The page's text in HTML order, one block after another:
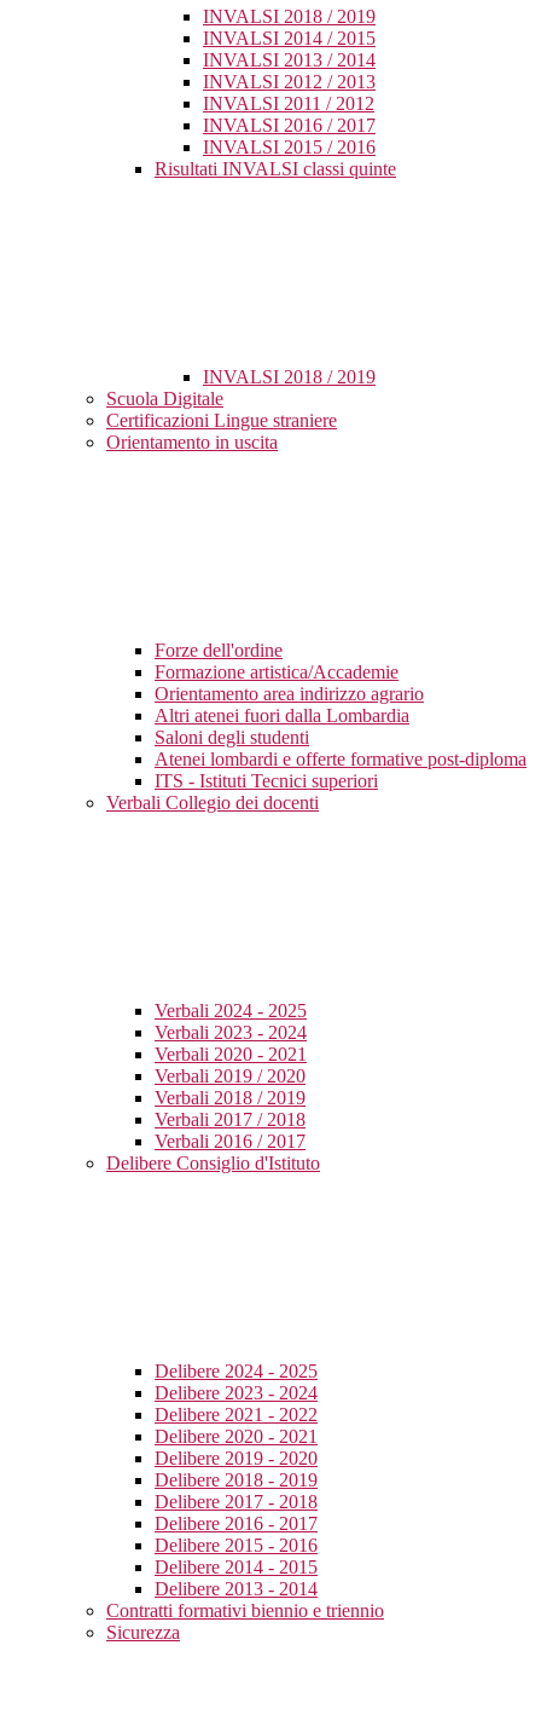
INVALSI 2018 / 2019
INVALSI 2014 / 2015
INVALSI 2013 / 2014
INVALSI 2012 / 2013
INVALSI 2011 / 2012
INVALSI 2016 / 2017
INVALSI 2015 / 2016
Risultati INVALSI classi quinte
INVALSI 2018 / 2019
Scuola Digitale
Certificazioni Lingue straniere
Orientamento in uscita
Forze dell'ordine
Formazione artistica/Accademie
Orientamento area indirizzo agrario
Altri atenei fuori dalla Lombardia
Saloni degli studenti
Atenei lombardi e offerte formative post-diploma
ITS - Istituti Tecnici superiori
Verbali Collegio dei docenti
Verbali 2024 - 2025
Verbali 2023 - 2024
Verbali 2020 - 2021
Verbali 2019 / 2020
Verbali 2018 / 2019
Verbali 2017 / 2018
Verbali 2016 / 2017
Delibere Consiglio d'Istituto
Delibere 2024 - 2025
Delibere 2023 - 2024
Delibere 2021 - 2022
Delibere 2020 - 2021
Delibere 2019 - 2020
Delibere 2018 - 2019
Delibere 2017 - 2018
Delibere 2016 - 2017
Delibere 2015 - 2016
Delibere 2014 - 2015
Delibere 2013 - 2014
Contratti formativi biennio e triennio
Sicurezza